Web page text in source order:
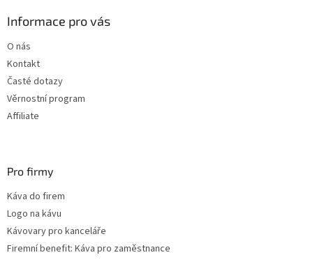
Informace pro vás
O nás
Kontakt
Časté dotazy
Věrnostní program
Affiliate
Pro firmy
Káva do firem
Logo na kávu
Kávovary pro kanceláře
Firemní benefit: Káva pro zaměstnance